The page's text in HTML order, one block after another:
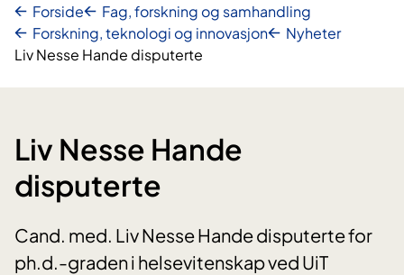
Forside
Fag, forskning og samhandling
Forskning, teknologi og innovasjon
Nyheter
Liv Nesse Hande disputerte
Liv Nesse Hande
disputerte
Cand. med. Liv Nesse Hande disputerte for
ph.d.-graden i helsevitenskap ved UiT